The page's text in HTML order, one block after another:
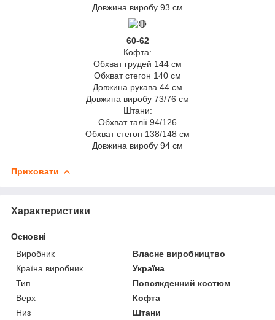
Довжина виробу 93 см
60-62
Кофта:
Обхват грудей 144 см
Обхват стегон 140 см
Довжина рукава 44 см
Довжина виробу 73/76 см
Штани:
Обхват талії 94/126
Обхват стегон 138/148 см
Довжина виробу 94 см
Приховати
Характеристики
Основні
Виробник
Власне виробництво
Країна виробник
Україна
Тип
Повсякденний костюм
Верх
Кофта
Низ
Штани